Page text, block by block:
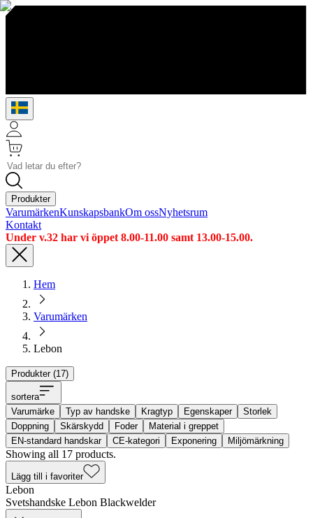
Produkter
VarumärkenKunskapsbankOm ossNyhetsrum
Kontakt
Under v.32 har vi öppet 8.00-11.00 samt 13.00-15.00.
Hem
Varumärken
Lebon
Produkter (17)
sortera
Varumärke
Typ av handske Kragtyp Egenskaper
Storlek
Doppning
Skärskydd Foder
Material i greppet
EN-standard handskar
CE-kategori Exponering Miljömärkning
Showing all 17 products.
Lägg till i favoriter
Lebon
Svetshandske Lebon Blackwelder